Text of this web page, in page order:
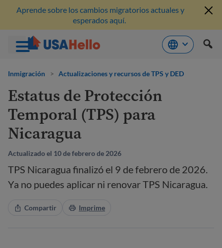
Aprende sobre los cambios migratorios actuales y
esperados aquí.
Inmigración > Actualizaciones y recursos de TPS y DED
Estatus de Protección
Temporal (TPS) para
Nicaragua
Actualizado el 10 de febrero de 2026
TPS Nicaragua finalizó el 9 de febrero de 2026.
Ya no puedes aplicar ni renovar TPS Nicaragua.
Compartir Imprime